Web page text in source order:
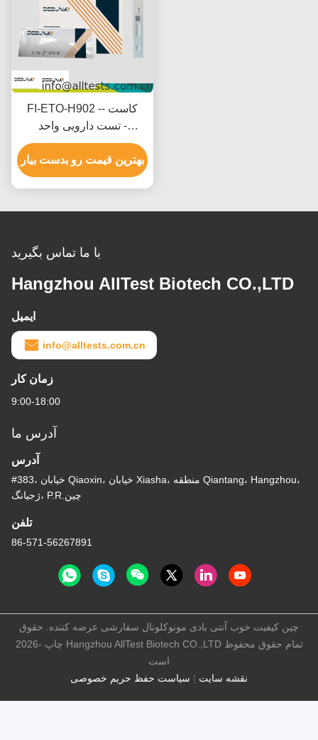
FI-ETO-H902 -- کاست
تست دارویی واحد -
Etomidate (ETO) ((Hair))
بهترین قیمت رو بدست بیار
با ما تماس بگیرید
Hangzhou AllTest Biotech CO.,LTD
ایمیل
info@alltests.com.cn
زمان کار
9:00-18:00
آدرس ما
آدرس
#383، خیابان Qiaoxin، خیابان Xiasha، منطقه Qiantang، Hangzhou،
ژجیانگ، P.R.چین
تلفن
86-571-56267891
سیاست حفظ حریم خصوصی | نقشه سایت
چین کیفیت خوب آنتی بادی مونوکلونال سفارشی عرضه کننده. حقوق
چاپ -2026 Hangzhou AllTest Biotech CO.,LTD تمام حقوق محفوظ
است